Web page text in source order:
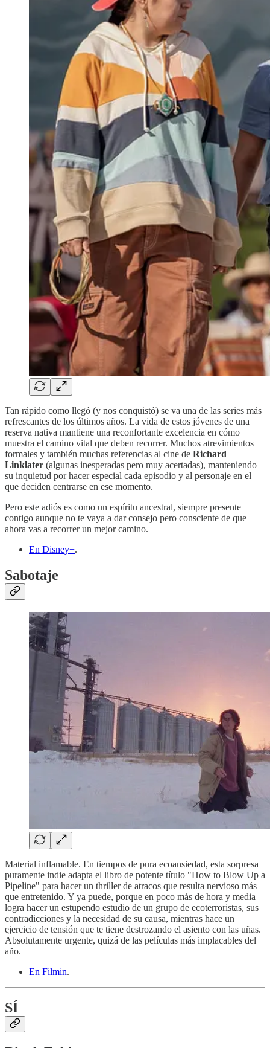
Tan rápido como llegó (y nos conquistó) se va una de las series más
refrescantes de los últimos años. La vida de estos jóvenes de una
reserva nativa mantiene una reconfortante excelencia en cómo
muestra el camino vital que deben recorrer. Muchos atrevimientos
formales y también muchas referencias al cine de Richard
Linklater (algunas inesperadas pero muy acertadas), manteniendo
su inquietud por hacer especial cada episodio y al personaje en el
que deciden centrarse en ese momento.
Pero este adiós es como un espíritu ancestral, siempre presente
contigo aunque no te vaya a dar consejo pero consciente de que
ahora vas a recorrer un mejor camino.
En Disney+.
Sabotaje
Material inflamable. En tiempos de pura ecoansiedad, esta sorpresa
puramente indie adapta el libro de potente título "How to Blow Up a
Pipeline" para hacer un thriller de atracos que resulta nervioso más
que entretenido. Y ya puede, porque en poco más de hora y media
logra hacer un estupendo estudio de un grupo de ecoterroristas, sus
contradicciones y la necesidad de su causa, mientras hace un
ejercicio de tensión que te tiene destrozando el asiento con las uñas.
Absolutamente urgente, quizá de las películas más implacables del
año.
En Filmin.
SÍ